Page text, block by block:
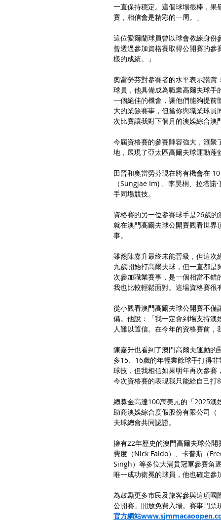
一直保持穩定。這個球場很棒，
賽，相信會是精彩的一周。」
這位愛爾蘭球員曾以球會教練身
曾透過參加資格賽取得公開賽的
樣的成績。」
奧當勞芬對參賽者的水平表示讚賞
球員，他具備成為職業高爾夫球手
一個絕佳的機會，讓他們能夠提前
大的業餘賽事，但當你與職業球
次比賽讓我對下個月的澳娛綜合澳
今屆資格賽的參賽陣容強大，滙聚
地，展現了亞太區高爾夫球運動蓬
田晉和奧當勞芬現在將有機會在
（Sungjae Im) 、李昊桐、拉塔
手同場競技。
資格賽的另一位參賽球手是26歲
就在澳門高爾夫球公開賽觀看世界
事。
雖然陳嘉升最終未能晉級，但這次
九歲開始打高爾夫球，但一直都
次參加職業賽事，是一個相當不
我也比較輕鬆面對。這場資格賽很
從小觀看澳門高爾夫球公開賽不
備。他說：「我一定會到場支持
人難以置信。在今年的資格賽前，
陳嘉升也看到了澳門高爾夫運動的
多15、16歲的年輕業餘球手打得
球技，但我相信如果明年再次參賽
今次資格賽的表現我只能給自己打
總獎金高達100萬美元的「2025澳
助商澳娛綜合度假股份有限公司
夫球總會共同認證。
擁有22年歷史的澳門高爾夫球公開
費度（Nick Faldo）、卡普斯（
Singh）等多位大滿貫冠軍參賽角
唯一成功衛冕的球員，他也確定參
為鼓勵更多市民及旅客參與這項
公開賽」開放免費入場。賽事門票
官方網站